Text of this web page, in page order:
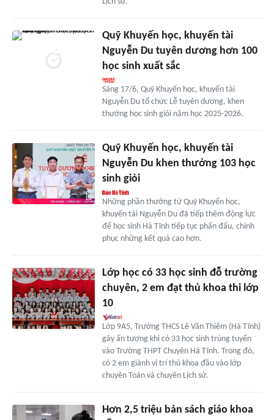
Quỹ Khuyến học, khuyến tài
Nguyễn Du tuyên dương hơn 100
học sinh xuất sắc
Sáng 17/6, Quỹ Khuyến học, khuyến tài
Nguyễn Du tổ chức Lễ tuyên dương, khen
thưởng học sinh giỏi năm học 2025-2026.
Quỹ Khuyến học, khuyến tài
Nguyễn Du khen thưởng 103 học
sinh giỏi
Những phần thưởng từ Quỹ Khuyến học,
khuyến tài Nguyễn Du đã tiếp thêm động lực
để học sinh Hà Tĩnh tiếp tục phấn đấu, chinh
phục những kết quả cao hơn.
Lớp học có 33 học sinh đỗ trường
chuyên, 2 em đạt thủ khoa thi lớp
10
Lớp 9A5, Trường THCS Lê Văn Thiêm (Hà Tĩnh)
gây ấn tượng khi có 33 học sinh trúng tuyển
vào Trường THPT Chuyên Hà Tĩnh. Trong đó,
có 2 em giành vị trí thủ khoa đầu vào lớp
chuyên Toán và chuyên Lịch sử.
Hơn 2,5 triệu bản sách giáo khoa